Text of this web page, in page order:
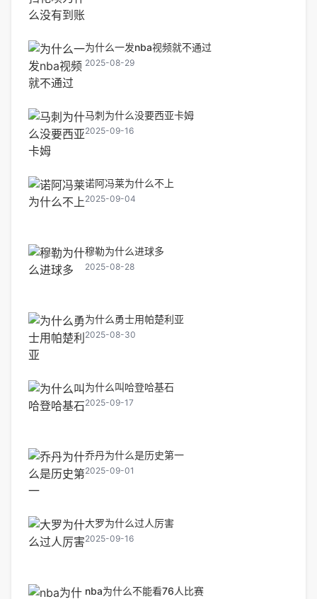
为什么一发nba视频就不通过
2025-08-29
马刺为什么没要西亚卡姆
2025-09-16
诺阿冯莱为什么不上
2025-09-04
穆勒为什么进球多
2025-08-28
为什么勇士用帕楚利亚
2025-08-30
为什么叫哈登哈基石
2025-09-17
乔丹为什么是历史第一
2025-09-01
大罗为什么过人厉害
2025-09-16
nba为什么不能看76人比赛